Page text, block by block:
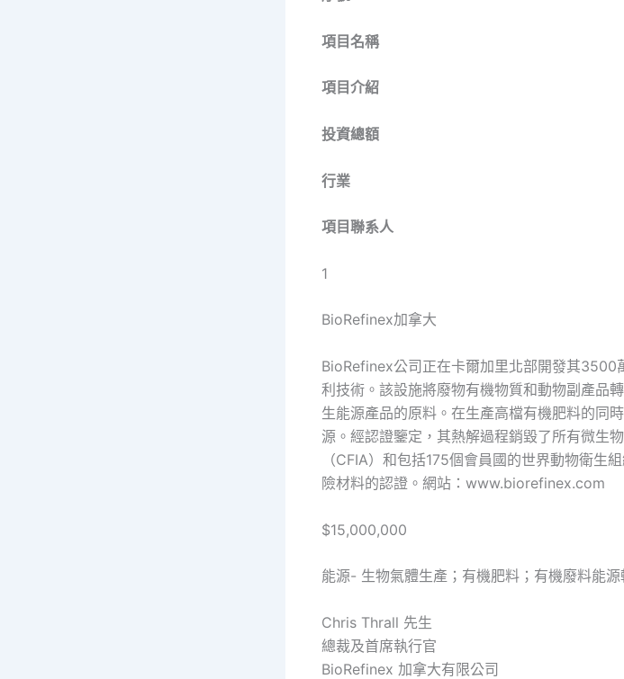
項目名稱
項目介紹
投資總額
行業
項目聯系人
1
BioRefinex加拿大
BioRefinex公司正在卡爾加里北部開發其3500
利技術。該設施將廢物有機物質和動物副產品
生能源產品的原料。在生產高檔有機肥料的同
源。經認證鑒定，其熱解過程銷毀了所有微生
（CFIA）和包括175個會員國的世界動物衛生
險材料的認證。網站：www.biorefinex.com
$15,000,000
能源- 生物氣體生產；有機肥料；有機廢料能源
Chris Thrall 先生
總裁及首席執行官
BioRefinex 加拿大有限公司